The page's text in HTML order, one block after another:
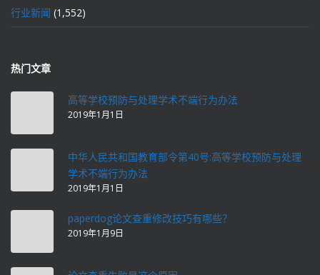
行业新闻 (1,552)
热门文章
高等学校预防与处理学术不端行为办法
2019年1月1日
中华人民共和国教育部令第40号:高等学校预防与处理
学术不端行为办法
2019年1月1日
paperdog论文查重修改技巧有哪些？
2019年1月9日